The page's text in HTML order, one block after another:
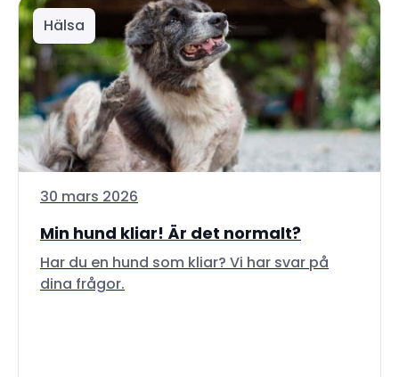
Hälsa
30 mars 2026
Min hund kliar! Är det normalt?
Har du en hund som kliar? Vi har svar på
dina frågor.